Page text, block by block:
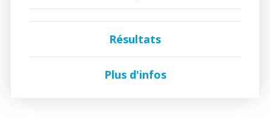
Résultats
Plus d'infos